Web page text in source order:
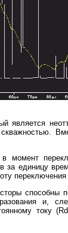
является
момент
за единицу
способны
и,
току